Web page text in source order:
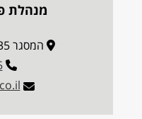
מנהלת
המסגר 35, מגדל סקיי, תל אביב